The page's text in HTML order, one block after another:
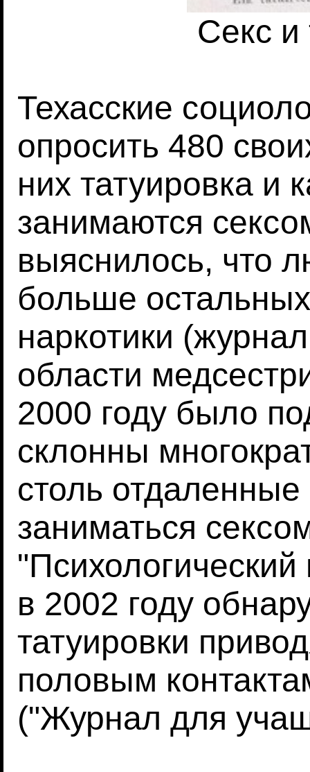
Секс и
Техасские
опросить 480
них татуировка и
занимаются
выяснилось, что
больше
наркотики
области
2000 году было
склонны
столь
заниматься
в 2002 году
татуировки
половым
("Журнал для